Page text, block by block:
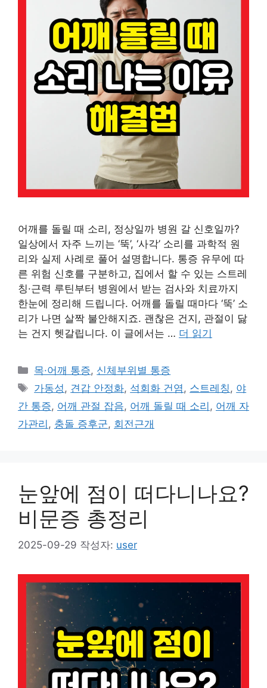
어깨를 돌릴 때 소리, 정상일까 병원 갈 신호일까?
일상에서 자주 느끼는 ‘뚝’, ‘사각’ 소리를 과학적 원
리와 실제 사례로 풀어 설명합니다. 통증 유무에 따
른 위험 신호를 구분하고, 집에서 할 수 있는 스트레
칭·근력 루틴부터 병원에서 받는 검사와 치료까지
한눈에 정리해 드립니다. 어깨를 돌릴 때마다 ‘뚝’ 소
리가 나면 살짝 불안해지죠. 괜찮은 건지, 관절이 닳
는 건지 헷갈립니다. 이 글에서는 … 더 읽기
카
테
리
목·어깨 통증, 신체부위별 통증
태
그
가동성, 견갑 안정화, 석회화 건염, 스트레칭, 야
간 통증, 어깨 관절 잡음, 어깨 돌릴 때 소리 , 어깨 자
가관리 , 충돌 증후군, 회전근개
눈앞에 점이 떠다니나요?
비문증 총정리
2025-09-29 작성자: user